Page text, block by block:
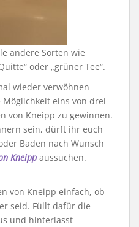
andere Sorten wie
oder „grüner Tee“.
wieder verwöhnen
eins von drei
von Kneipp zu gewinnen.
sein, dürft ihr euch
Baden nach Wunsch
Kneipp aussuchen.
von Kneipp einfach, ob
seid. Füllt dafür die
und hinterlasst